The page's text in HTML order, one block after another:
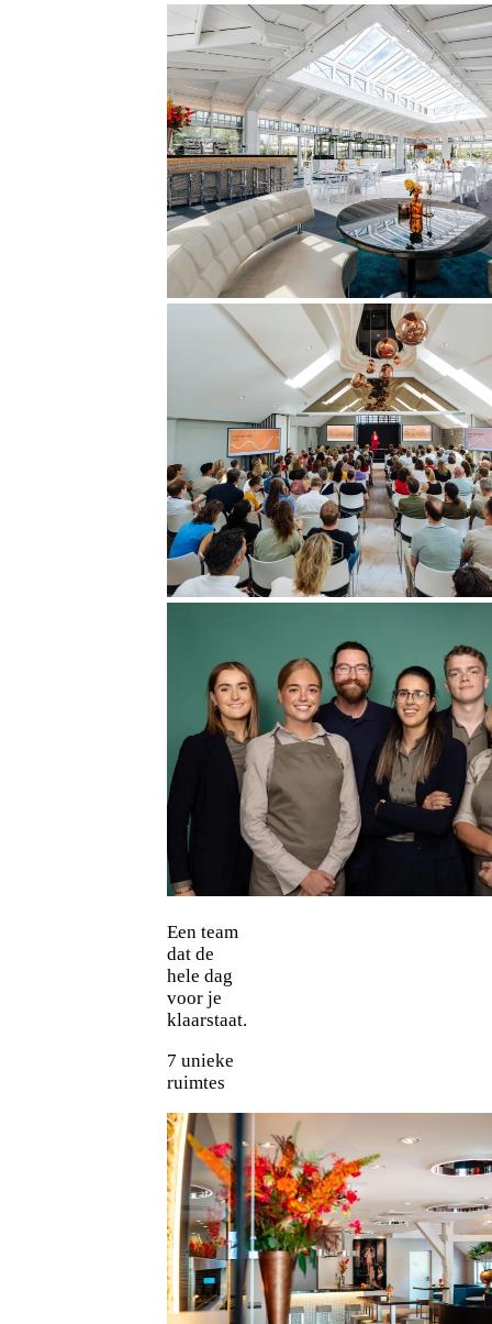
Een team
dat de
hele dag
voor je
klaarstaat.
7 unieke
ruimtes